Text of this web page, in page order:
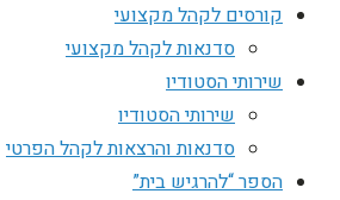
קורסים לקהל מקצועי
סדנאות לקהל מקצועי
שירותי הסטודיו
שירותי הסטודיו
סדנאות והרצאות לקהל הפרטי
הספר “להרגיש בית”